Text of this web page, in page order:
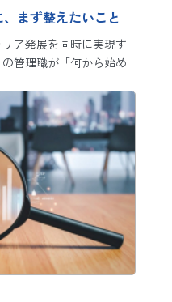
まず整えたいこと
ア発展を同時に実現す
管理職が「何から始め